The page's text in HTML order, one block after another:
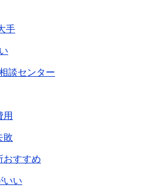
手
談センター
用
敗
おすすめ
いい